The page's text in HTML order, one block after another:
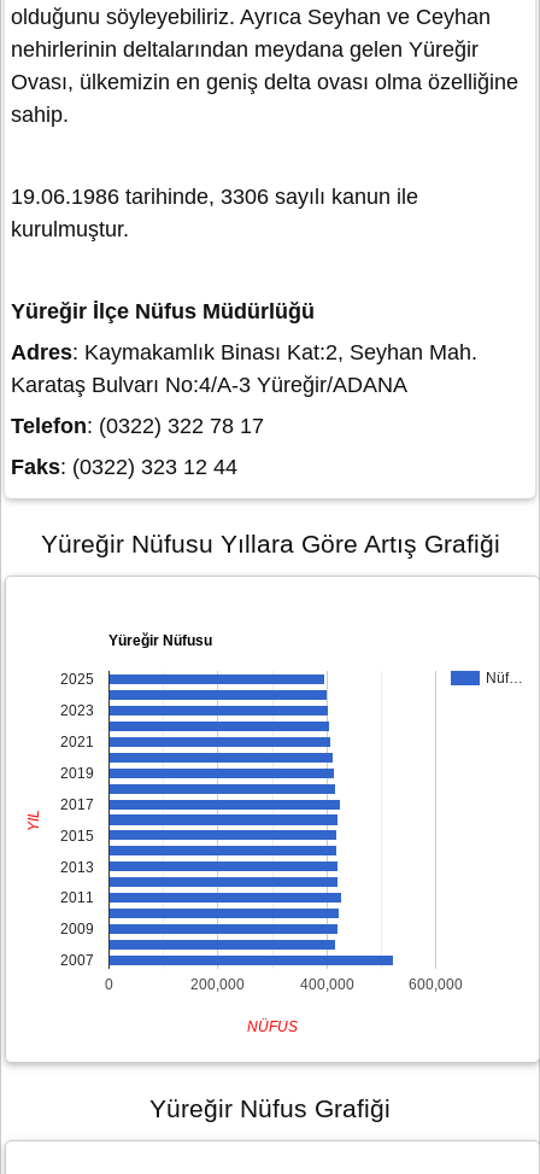
olduğunu söyleyebiliriz. Ayrıca Seyhan ve Ceyhan
nehirlerinin deltalarından meydana gelen Yüreğir
Ovası, ülkemizin en geniş delta ovası olma özelliğine
sahip.
19.06.1986 tarihinde, 3306 sayılı kanun ile
kurulmuştur.
Yüreğir İlçe Nüfus Müdürlüğü
Adres: Kaymakamlık Binası Kat:2, Seyhan Mah.
Karataş Bulvarı No:4/A-3 Yüreğir/ADANA
Telefon: (0322) 322 78 17
Faks: (0322) 323 12 44
Yüreğir Nüfusu Yıllara Göre Artış Grafiği
Yüreğir Nüfusu
Nüf…
0 200,000 400,000 600,000
2025
2023
2021
2019
2017
2015
2013
2011
2009
2007
NÜFUS
YIL
Yüreğir Nüfus Grafiği